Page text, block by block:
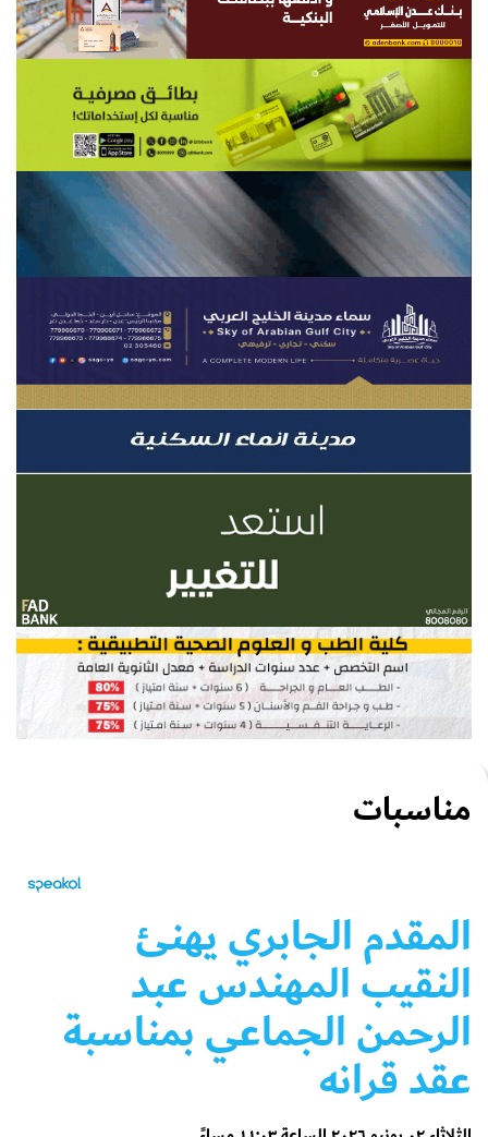
مناسبات
المقدم الجابري يهنئ
النقيب المهندس عبد
الرحمن الجماعي بمناسبة
عقد قرانه